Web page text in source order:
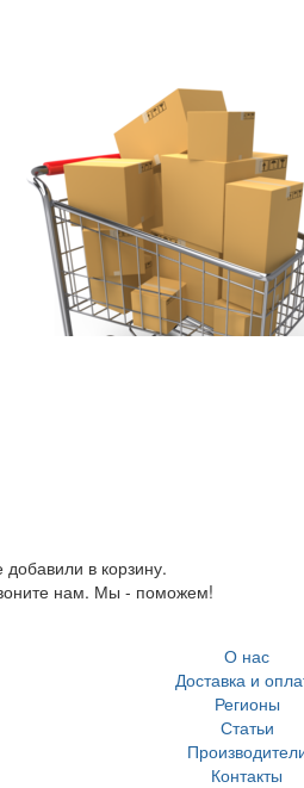
в корзину.
нам. Мы - поможем!
О нас
Доставка и
Регионы
Статьи
Контакты